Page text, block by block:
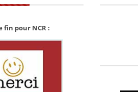
fin pour NCR :